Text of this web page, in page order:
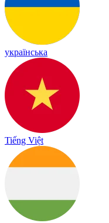
українська
Tiếng Việt